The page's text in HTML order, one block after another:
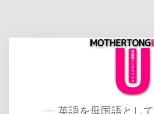
英語を母国語とし